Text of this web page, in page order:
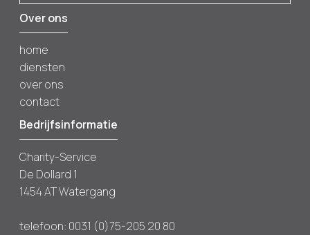
Bedrijfsinformatie
Charity-Service
De Dollard 1
1454 AT Watergang
telefoon: 0031 (0)75-205 20 80
Over ons
home
diensten
over ons
contact